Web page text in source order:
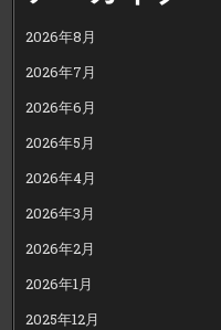
2026年8月
2026年7月
2026年6月
2026年5月
2026年4月
2026年3月
2026年2月
2026年1月
2025年12月